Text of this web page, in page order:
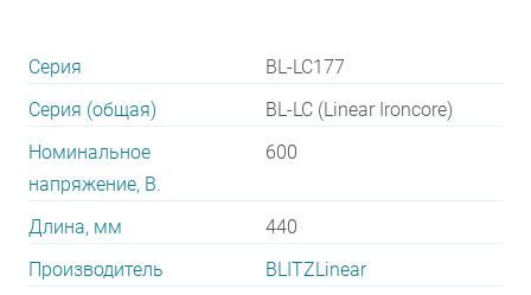
Серия
BL-LC177
Серия (общая)
BL-LC (Linear Ironcore)
Номинальное
напряжение, В.
600
Длина, мм
440
Производитель
BLITZLinear